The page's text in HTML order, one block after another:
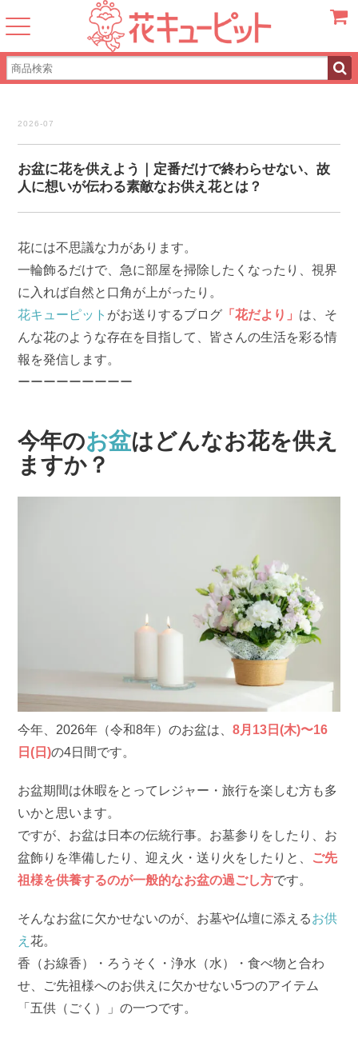
2026-07
お盆に花を供えよう｜定番だけで終わらせない、故
人に想いが伝わる素敵なお供え花とは？
花には不思議な力があります。
一輪飾るだけで、急に部屋を掃除したくなったり、視界
に入れば自然と口角が上がったり。
花キューピット がお送りするブログ 「花だより」 は、そ
んな花のような存在を目指して、皆さんの生活を彩る情
報を発信します。
ーーーーーーーーー
今年のお盆はどんなお花を供え
ますか？
今年、2026年（令和8年）のお盆は、8月13日(木)〜16
日(日)の4日間です。
お盆期間は休暇をとってレジャー・旅行を楽しむ方も多
いかと思います。
ですが、お盆は日本の伝統行事。お墓参りをしたり、お
盆飾りを準備したり、迎え火・送り火をしたりと、 ご先
祖様を供養するのが一般的なお盆の過ごし方です。
そんなお盆に欠かせないのが、お墓や仏壇に添えるお供
え花。
香（お線香）・ろうそく・浄水（水）・食べ物と合わ
せ、ご先祖様へのお供えに欠かせない5つのアイテム
「五供（ごく）」の一つです。